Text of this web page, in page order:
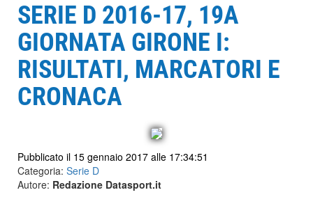
SERIE D 2016-17, 19A
GIORNATA GIRONE I:
RISULTATI, MARCATORI E
CRONACA
Pubblicato il 15 gennaio 2017 alle 17:34:51
Categoria: Serie D
Autore: Redazione Datasport.it